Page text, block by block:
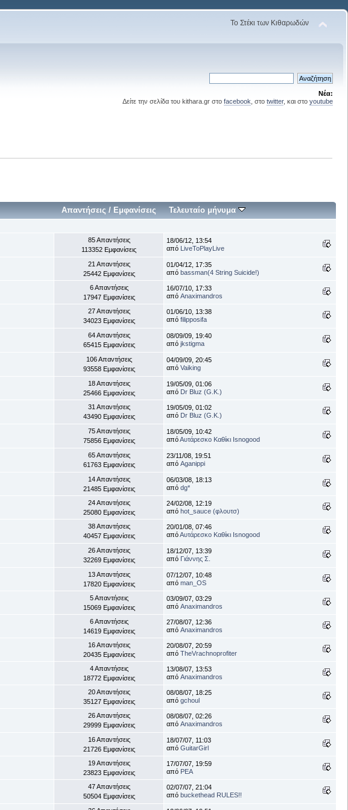
Το Στέκι των Κιθαρωδών
Νέα:
Δείτε την σελίδα του kithara.gr στο facebook , στο twitter, και στο youtube
Απαντήσεις / Εμφανίσεις Τελευταίο μήνυμα
85 Απαντήσεις
113352 Εμφανίσεις
18/06/12, 13:54
από LiveToPlayLive
21 Απαντήσεις
25442 Εμφανίσεις
01/04/12, 17:35
από bassman(4 String Suicide!)
6 Απαντήσεις
17947 Εμφανίσεις
16/07/10, 17:33
από Anaximandros
27 Απαντήσεις
34023 Εμφανίσεις
01/06/10, 13:38
από filipposifa
64 Απαντήσεις
65415 Εμφανίσεις
08/09/09, 19:40
από jkstigma
106 Απαντήσεις
93558 Εμφανίσεις
04/09/09, 20:45
από Vaiking
18 Απαντήσεις
25466 Εμφανίσεις
19/05/09, 01:06
από Dr Bluz (G.K.)
31 Απαντήσεις
43490 Εμφανίσεις
19/05/09, 01:02
από Dr Bluz (G.K.)
75 Απαντήσεις
75856 Εμφανίσεις
18/05/09, 10:42
απόΑυτάρεσκο Καθίκι Isnogood
65 Απαντήσεις
61763 Εμφανίσεις
23/11/08, 19:51
από Aganippi
14 Απαντήσεις
21485 Εμφανίσεις
06/03/08, 18:13
από dg*
24 Απαντήσεις
25080 Εμφανίσεις
24/02/08, 12:19
από hot_sauce (φλουτσ)
38 Απαντήσεις
40457 Εμφανίσεις
20/01/08, 07:46
απόΑυτάρεσκο Καθίκι Isnogood
26 Απαντήσεις
32269 Εμφανίσεις
18/12/07, 13:39
από Γιάννης Σ.
13 Απαντήσεις
17820 Εμφανίσεις
07/12/07, 10:48
από man_OS
5 Απαντήσεις
15069 Εμφανίσεις
03/09/07, 03:29
από Anaximandros
6 Απαντήσεις
14619 Εμφανίσεις
27/08/07, 12:36
από Anaximandros
16 Απαντήσεις
20435 Εμφανίσεις
20/08/07, 20:59
από TheVrachnoprofiter
4 Απαντήσεις
18772 Εμφανίσεις
13/08/07, 13:53
από Anaximandros
20 Απαντήσεις
35127 Εμφανίσεις
08/08/07, 18:25
από gchoul
26 Απαντήσεις
29999 Εμφανίσεις
08/08/07, 02:26
από Anaximandros
16 Απαντήσεις
21726 Εμφανίσεις
18/07/07, 11:03
από GuitarGirl
19 Απαντήσεις
23823 Εμφανίσεις
17/07/07, 19:59
από ΡΕΑ
47 Απαντήσεις
50504 Εμφανίσεις
02/07/07, 21:04
από buckethead RULES!!